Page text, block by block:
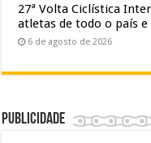
27ª Volta Ciclística
atletas de todo o país
6 de agosto de 2026
Publicidade